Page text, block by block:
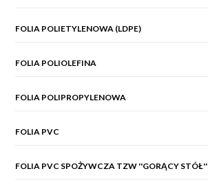
FOLIA POLIETYLENOWA (LDPE)
FOLIA POLIOLEFINA
FOLIA POLIPROPYLENOWA
FOLIA PVC
FOLIA PVC SPOŻYWCZA TZW ''GORĄCY STÓŁ''